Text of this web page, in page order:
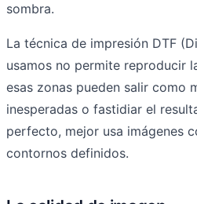
sombra.
La técnica de impresión DTF
usamos no permite reproducir
esas zonas pueden salir como
inesperadas o fastidiar el
perfecto, mejor usa imágenes
contornos definidos.